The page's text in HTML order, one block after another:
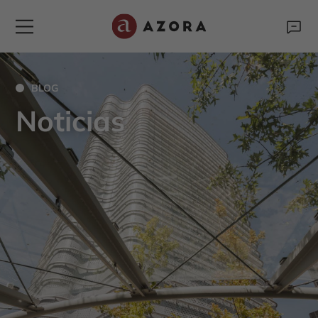
BLOG
Noticias